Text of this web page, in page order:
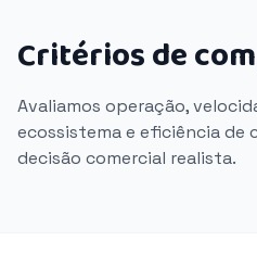
Critérios de
Avaliamos operação,
ecossistema e eficiência de
decisão comercial realista.